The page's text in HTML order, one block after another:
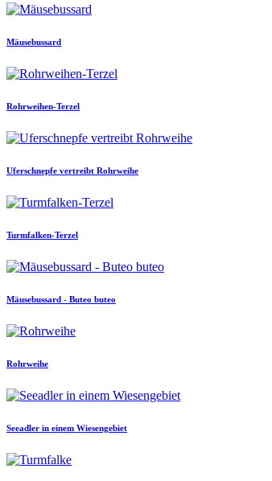
Mäusebussard
Rohrweihen-Terzel
Uferschnepfe vertreibt Rohrweihe
Turmfalken-Terzel
Mäusebussard - Buteo buteo
Rohrweihe
Seeadler in einem Wiesengebiet